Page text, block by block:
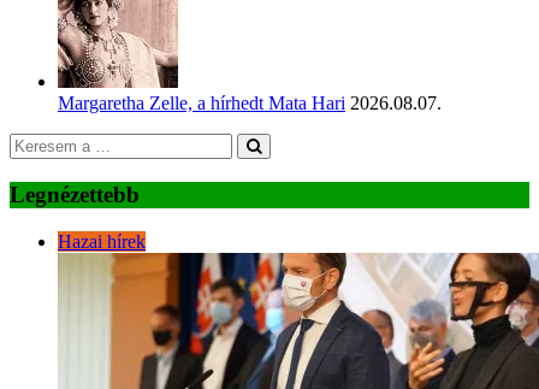
Margaretha Zelle, a hírhedt Mata Hari 2026.08.07.
Legnézettebb
Hazai hírek